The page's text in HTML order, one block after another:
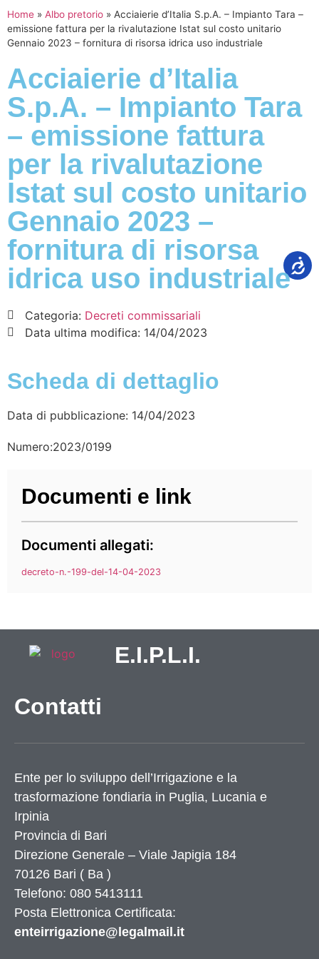
Home » Albo pretorio » Acciaierie d’Italia S.p.A. – Impianto Tara –
emissione fattura per la rivalutazione Istat sul costo unitario
Gennaio 2023 – fornitura di risorsa idrica uso industriale
Acciaierie d’Italia
S.p.A. – Impianto Tara
– emissione fattura
per la rivalutazione
Istat sul costo unitario
Gennaio 2023 –
fornitura di risorsa
idrica uso industriale
Categoria: Decreti commissariali
Data ultima modifica: 14/04/2023
Scheda di dettaglio
Data di pubblicazione: 14/04/2023
Numero:2023/0199
Documenti e link
Documenti allegati:
decreto-n.-199-del-14-04-2023
E.I.P.L.I.
Contatti
Ente per lo sviluppo dell’Irrigazione e la
trasformazione fondiaria in Puglia, Lucania e
Irpinia
Provincia di Bari
Direzione Generale – Viale Japigia 184
70126 Bari ( Ba )
Telefono: 080 5413111
Posta Elettronica Certificata:
enteirrigazione@legalmail.it